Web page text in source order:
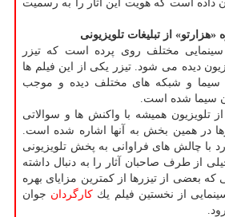
است كه هویت این آثار را به رسمیت
از تبلیغات تلویزیونی
سینمایی مختلف روی پرده است كه تیزر
دیده می شود. تیزر یكی از این فیلم ها
سیما و شبكه های مختلف دیده و موجب
سیما شده است.
تلویزیون همیشه با واكنش ها و سوالاتی
در همین بخش به آنها اشاره شده است.
با چالش های فراوانی به پخش تلویزیونی
از طرف صاحبان آثار را به دنبال داشته
بعضی از تیزرها از كمترین مزایای بهره
از نخستین فیلم یك كارگردان جوان